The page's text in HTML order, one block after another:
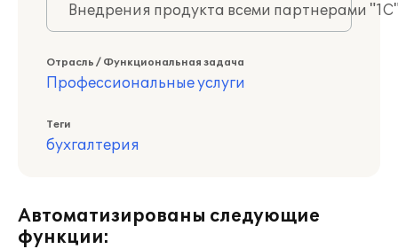
Внедрения продукта всеми партнерами
Отрасль / Функциональная задача
Профессиональные услуги
Теги
бухгалтерия
Автоматизированы следующие
функции: